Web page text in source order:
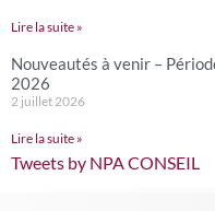
Lire la suite »
Nouveautés à venir –
2026
2 juillet 2026
Lire la suite »
Tweets by NPA CONSEIL